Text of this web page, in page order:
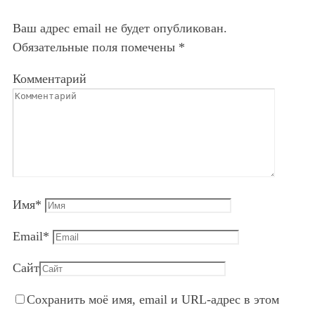
Ваш адрес email не будет опубликован.
Обязательные поля помечены *
Комментарий
Имя*
Email*
Сайт
Сохранить моё имя, email и URL-адрес в этом